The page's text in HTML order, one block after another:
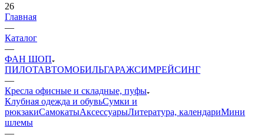
26
Главная
—
Каталог
—
ФАН ШОП
ПИЛОТАВТОМОБИЛЬГАРАЖСИМРЕЙСИНГ
—
Кресла офисные и складные, пуфы
Клубная одежда и обувьСумки и
рюкзакиСамокатыАксессуарыЛитература, календариМини
шлемы
—